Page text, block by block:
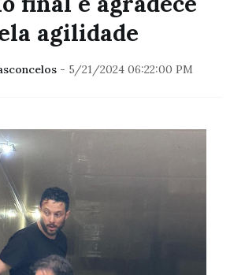
agilidade
- 5/21/2024 06:22:00 PM